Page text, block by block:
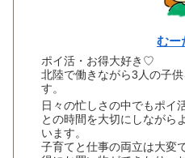
むー
ポイ活・お得大好き♡
北陸で働きながら3人の子
す。
日々の忙しさの中でもポイ
との時間を大切にしながら
います。
子育てと仕事の両立は大変